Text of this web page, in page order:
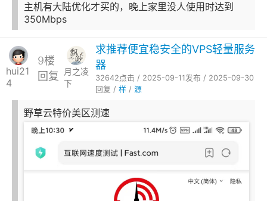
主机有大陆优化才买的，晚上家里没人使用时达到
350Mbps
hui21
4
9楼
回复
月之凌
下
求推荐便宜稳安全的VPS轻量服务
器
32642点击 / 2025-09-11发布 / 2025-09-30
回复 / 样/ 源
野草云特价美区测速